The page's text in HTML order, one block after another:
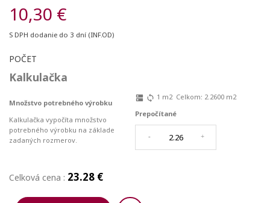
10,30 €
S DPH dodanie do 3 dní (INF.OD)
POČET
Kalkulačka
Množstvo potrebného výrobku
Kalkulačka vypočíta množstvo
potrebného výrobku na základe
zadaných rozmerov.
dns sync 1 m2 Celkom: 2.2600 m2
Prepočítané
- +
Celková cena : 23.28 €